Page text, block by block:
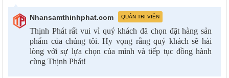
Nhansamthinhphat.com QUẢN TRỊ VIÊN
Thịnh Phát rất vui vì quý khách đã chọn đặt hàng sản
phẩm của chúng tôi. Hy vọng rằng quý khách sẽ hài
lòng với sự lựa chọn của mình và tiếp tục đồng hành
cùng Thịnh Phát!